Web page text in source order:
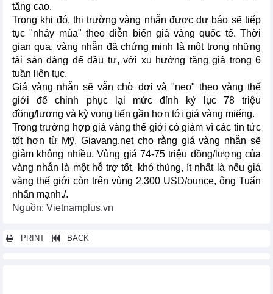
tăng cao.
Trong khi đó, thị trường vàng nhẫn được dự báo sẽ tiếp
tục "nhảy múa" theo diễn biến giá vàng quốc tế. Thời
gian qua, vàng nhẫn đã chứng minh là một trong những
tài sản đáng để đầu tư, với xu hướng tăng giá trong 6
tuần liên tục.
Giá vàng nhẫn sẽ vẫn chờ đợi và "neo" theo vàng thế
giới để chinh phục lại mức đỉnh kỷ lục 78 triệu
đồng/lượng và kỳ vọng tiến gần hơn tới giá vàng miếng.
Trong trường hợp giá vàng thế giới có giảm vì các tin tức
tốt hơn từ Mỹ, Giavang.net cho rằng giá vàng nhẫn sẽ
giảm không nhiều. Vùng giá 74-75 triệu đồng/lượng của
vàng nhẫn là một hỗ trợ tốt, khó thủng, ít nhất là nếu giá
vàng thế giới còn trên vùng 2.300 USD/ounce, ông Tuấn
nhấn mạnh./.
Nguồn: Vietnamplus.vn
PRINT BACK